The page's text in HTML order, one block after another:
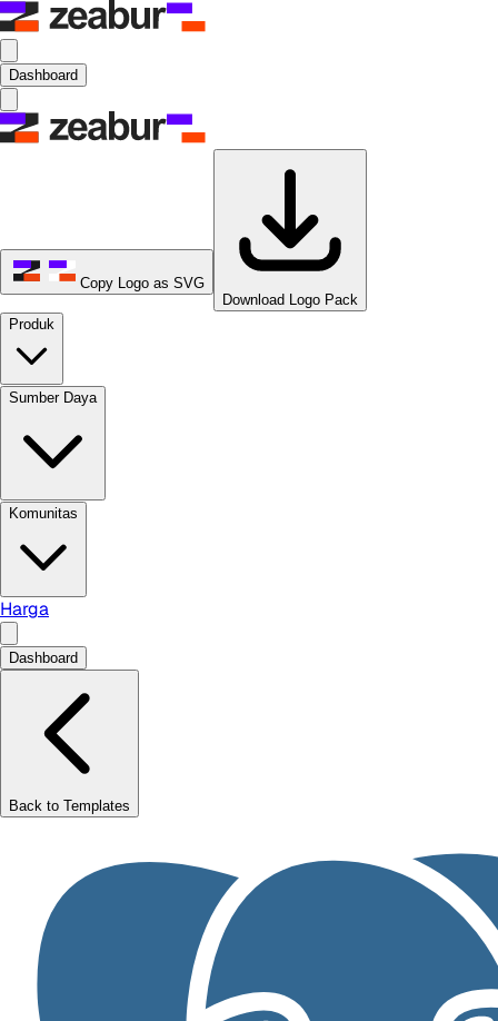
Dashboard
Copy Logo as SVG
Download Logo Pack
Produk
Sumber Daya
Komunitas
Harga
Dashboard
Back to Templates